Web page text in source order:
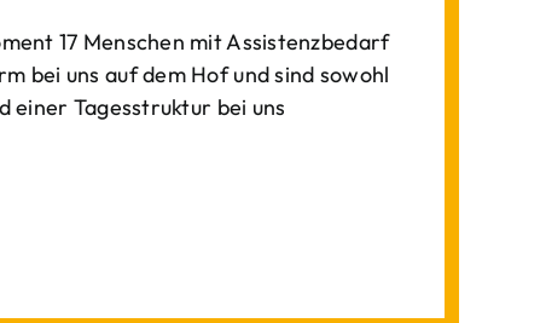
17 Menschen mit Assistenzbedarf
bei uns auf dem Hof und sind sowohl
einer Tagesstruktur bei uns